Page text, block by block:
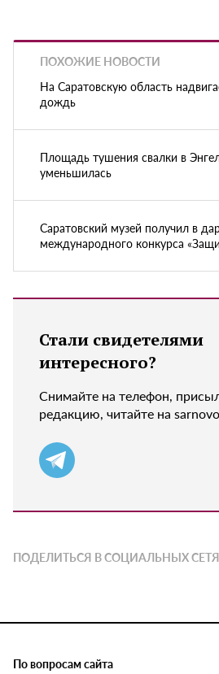
ПОХОЖИЕ НОВОСТИ
На Саратовскую область
дождь
Площадь тушения свалки в
уменьшилась
Саратовский музей получил в
международного конкурса
Стали свидетелями
интересного?
Снимайте на телефон,
редакцию, читайте на
ПОДЕЛИТЬСЯ В СОЦИАЛЬНЫХ
По вопросам сайта